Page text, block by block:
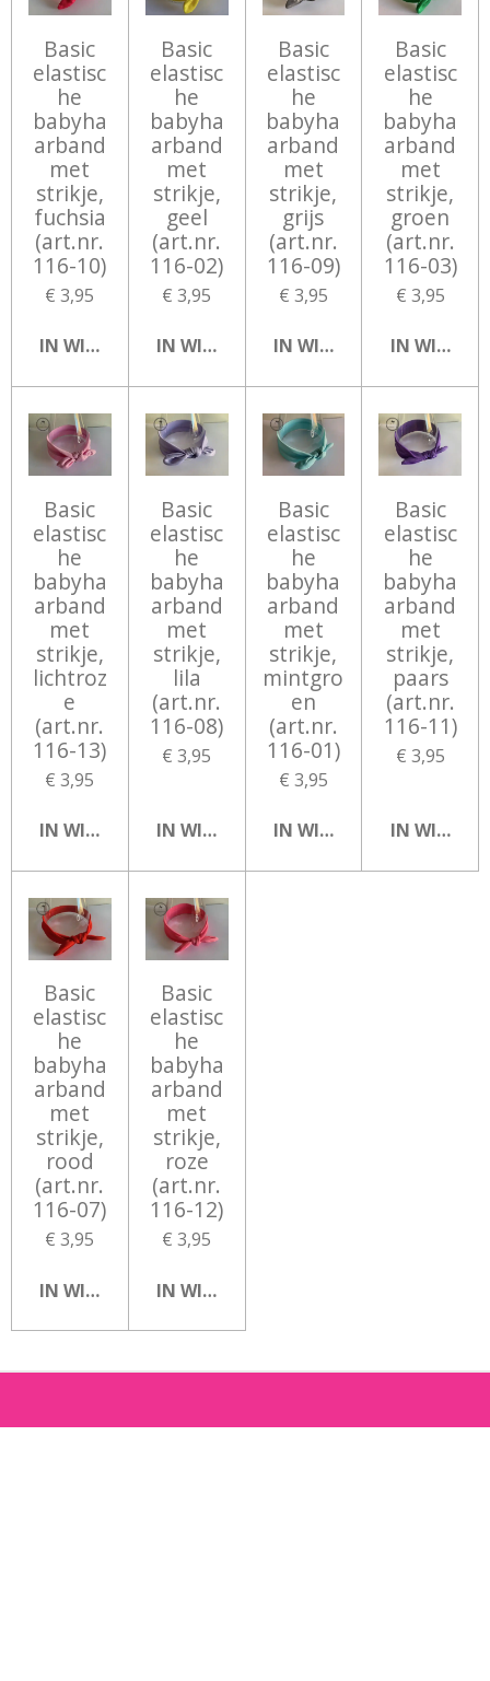
Basic
elastisc
he
babyha
arband
met
strikje,
fuchsia
(art.nr.
116-10)
€ 3,95
IN WINKELWAGEN
Basic
elastisc
he
babyha
arband
met
strikje,
geel
(art.nr.
116-02)
€ 3,95
IN WINKELWAGEN
Basic
elastisc
he
babyha
arband
met
strikje,
grijs
(art.nr.
116-09)
€ 3,95
IN WINKELWAGEN
Basic
elastisc
he
babyha
arband
met
strikje,
groen
(art.nr.
116-03)
€ 3,95
IN
Basic
elastisc
he
babyha
arband
met
strikje,
lichtroz
e
(art.nr.
116-13)
€ 3,95
IN WINKELWAGEN
Basic
elastisc
he
babyha
arband
met
strikje,
lila
(art.nr.
116-08)
€ 3,95
IN WINKELWAGEN
Basic
elastisc
he
babyha
arband
met
strikje,
mintgro
en
(art.nr.
116-01)
€ 3,95
IN WINKELWAGEN
Basic
elastisc
he
babyha
arband
met
strikje,
paars
(art.nr.
116-11)
€ 3,95
IN
Basic
elastisc
he
babyha
arband
met
strikje,
rood
(art.nr.
116-07)
€ 3,95
IN WINKELWAGEN
Basic
elastisc
he
babyha
arband
met
strikje,
roze
(art.nr.
116-12)
€ 3,95
IN WINKELWAGEN